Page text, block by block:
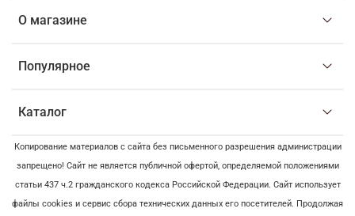
О магазине
Популярное
Каталог
Копирование материалов с сайта без письменного разрешения администрации
запрещено! Сайт не является публичной офертой, определяемой положениями
статьи 437 ч.2 гражданского кодекса Российской Федерации. Сайт использует
файлы cookies и сервис сбора технических данных его посетителей. Продолжая